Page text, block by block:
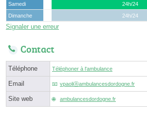
Samedi
24h/24
Dimanche
24h/24
Signaler une erreur
Contact
Téléphone Téléphoner à l'ambulance
Email vpaoliⓐambulancesdordogne.fr
Site web ambulancesdordogne.fr